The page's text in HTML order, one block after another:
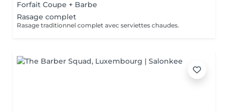
Forfait Coupe + Barbe
Rasage complet
Rasage traditionnel complet avec serviettes chaudes.